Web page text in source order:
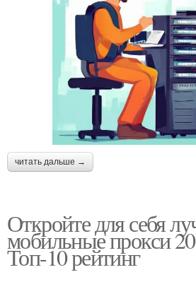
читать дальше →
Откройте для себя
мобильные прокси
Топ-10 рейтинг